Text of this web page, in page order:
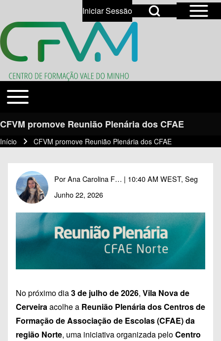
Close search
Search
Open Sidebar
Open Search Block
User account menu
Iniciar SessãoOpen login dialog
Temas
Toggle main menu
CFVM promove Reunião Plenária dos CFAE
Navegação estrutural
Início CFVM promove Reunião Plenária dos CFAE
PorAna Carolina F… | 10:40 AM WEST, Seg
Junho 22, 2026
No próximo dia3 de julho de 2026, Vila Nova de
Cerveiraacolhe a Reunião Plenária dos Centros de
Formação de Associação de Escolas (CFAE) da
região Norte, uma iniciativa organizada peloCentro